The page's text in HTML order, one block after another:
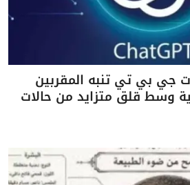
جي بي تي تنبه المقربين
وسط قلق متزايد من حالات